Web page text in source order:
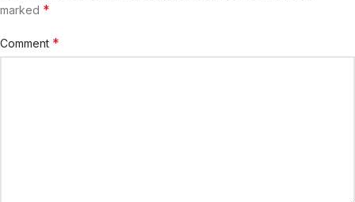
marked *
Comment *